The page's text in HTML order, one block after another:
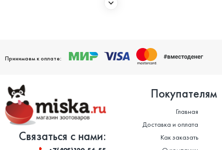
и ветеринарные препараты. Вся продукция, представленная в
нашем магазине, сертифицирована и соответствует высоким
стандартам качества.
Принимаем к оплате:
Связаться с нами:
Покупателям
Главная
Доставка и оплата
Как заказать